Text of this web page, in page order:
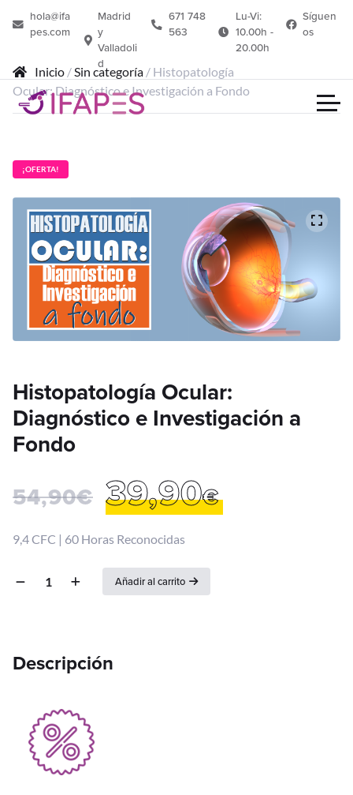
hola@ifa
pes.com
Madrid
y
Valladoli
d
671 748
563
Lu-Vi:
10.00h -
20.00h
Síguen
os
Inicio /Sin categoría / Histopatología
Ocular: Diagnóstico e Investigación a Fondo
¡OFERTA!
Histopatología Ocular:
Diagnóstico e Investigación a
Fondo
54,90€ 39,90€
9,4 CFC | 60 Horas Reconocidas
Añadir al carrito
Descripción